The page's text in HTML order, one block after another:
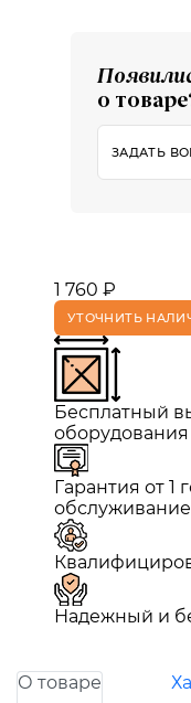
о
ЗАДАТЬ
1 760 ₽
УТОЧНИТЬ
Бесплатный
оборудования
Гарантия от 1
обслуживание
Надежный и
О товаре